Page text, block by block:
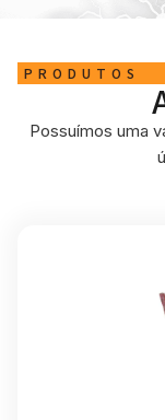
PRODUTOS
Possuímos uma